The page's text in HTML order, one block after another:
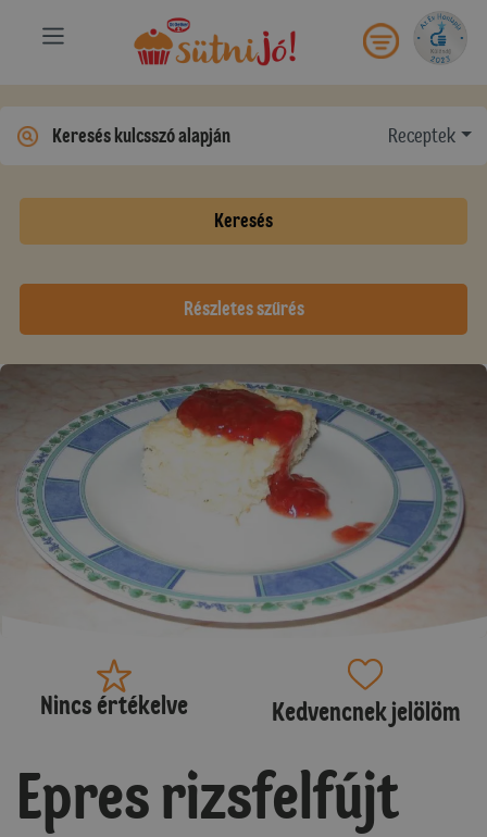
Receptek
Keresés
Részletes szűrés
Nincs értékelve Kedvencnek jelölöm
Epres rizsfelfújt